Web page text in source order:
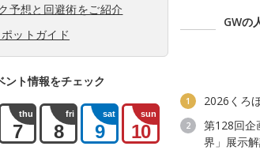
予想と回避術をご紹介
ットガイド
ント情報をチェック
thu
7
fri
8
sat
9
sun
10
GWの
1 2026くろ
2
第128回
界」展示